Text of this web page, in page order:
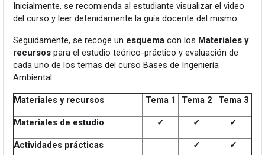
Inicialmente, se recomienda al estudiante visualizar el video
del curso y leer detenidamente la guía docente del mismo.
Seguidamente, se recoge un esquema con los Materiales y
recursos para el estudio teórico-práctico y evaluación de
cada uno de los temas del curso Bases de Ingeniería
Ambiental
Materiales y recursos Tema 1 Tema 2 Tema 3
Materiales de estudio ✓ ✓ ✓
Actividades prácticas ✓ ✓